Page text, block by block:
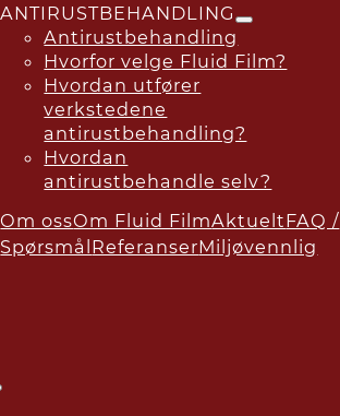
ANTIRUSTBEHANDLING
Antirustbehandling
Hvorfor velge Fluid Film?
Hvordan utfører
verkstedene
antirustbehandling?
Hvordan
antirustbehandle selv?
Om ossOm Fluid FilmAktueltFAQ /
Spørsmål ReferanserMiljøvennlig